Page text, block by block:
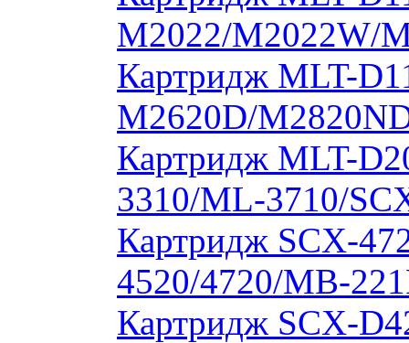
M2022/M2022W/
Картридж MLT-
M2620D/
Картридж MLT-
3310/ML-3710/
Картридж SCX-
4520/4720/MB-
Картридж SCX-